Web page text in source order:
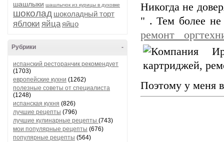
шашлыки шашлычок из курицы в духовке
шоколад шоколадный торт
яблоки яйца яйцо
-
Рубрики
испанский ресторанчик рекомендует
(1703)
европейские кухни (1262)
полезные советы от специалиста
(1248)
испанская кухня (826)
лучшие рецепты (796)
лучшие кулинарные рецепты (743)
мои популярные рецепты (676)
популярные рецепты (564)
Никогда не
" . Тем более не
ремонт
Поэтому у меня